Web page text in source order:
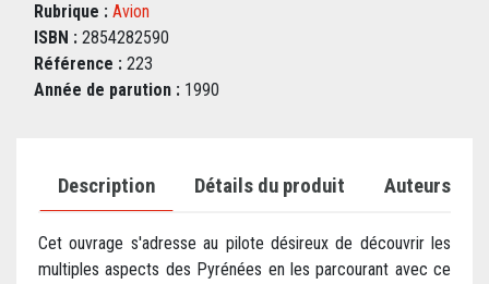
Rubrique : Avion
ISBN : 2854282590
Référence : 223
Année de parution : 1990
Description Détails du produit Auteurs
Cet ouvrage s'adresse au pilote désireux de découvrir les
multiples aspects des Pyrénées en les parcourant avec ce